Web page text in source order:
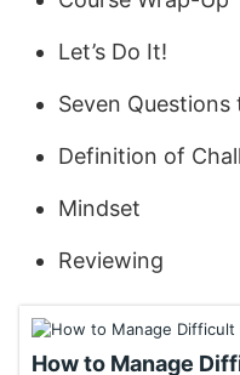
Let’s Do It!
Seven Questions
Definition of
Mindset
Reviewing
How to Manage